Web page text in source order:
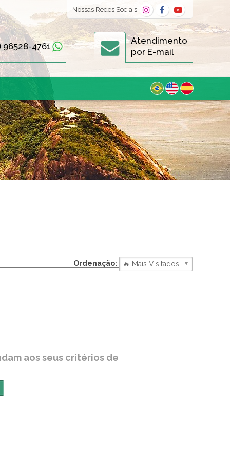
96528-4761
Atendimento
por E-mail
Nossas Redes Sociais
Ordenação:
aos seus critérios de